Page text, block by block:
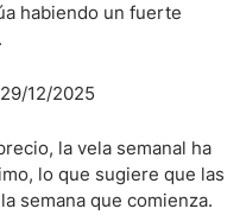
habiendo un fuerte
la vela semanal ha
lo que sugiere que las
semana que comienza.